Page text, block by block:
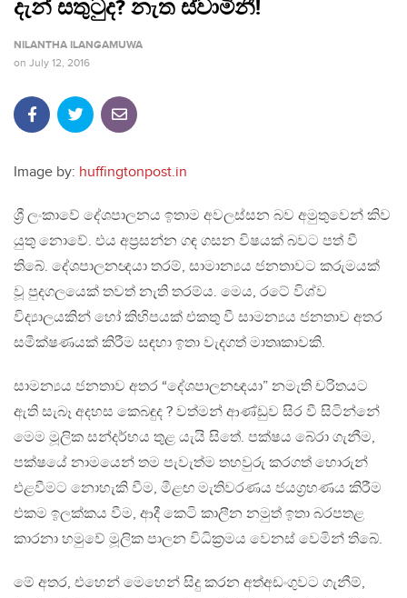
දැන් සතුටුද? නැත ස්වාමිනී!
NILANTHA ILANGAMUWA
on July 12, 2016
Image by: huffingtonpost.in
ශ්‍රී ලංකාවේ දේශපාලනය ඉතාම අවලස්සන බව අමුතුවෙන් කිව
යුතු නොවේ. එය අප්‍රසන්න ගඳ ගසන විෂයක් බවට පත් වී
තිබේ. දේශපාලනඥයා තරම්, සාමාන්‍යය ජනතාවට කරුමයක්
වූ පුදගලයෙක් තවත් නැති තරම්ය. මෙය, රටේ විශ්ව
විද්‍යාලයකින් හෝ කිහිපයක් එකතු වී සාමන්‍යය ජනතාව අතර
සමීක්ෂණයක් කිරීම සඳහා ඉතා වැදගත් මාතෘකාවකි.
සාමන්‍යය ජනතාව අතර “දේශපාලනඥයා” නමැති චරිතයට
ඇති සැබෑ අදහස කෙබඳුද ? වත්මන් ආණ්ඩුව සිර වී සිටින්නේ
මෙම මූලික සන්දර්භය තුළ යැයි සිතේ. පක්ෂය බේරා ගැනීම,
පක්ෂයේ නාමයෙන් තම පැවැත්ම තහවුරු කරගත් හොරුන්
එළවීමට නොහැකි වීම, මීළඟ මැතිවරණය ජයග්‍රහණය කිරීම
එකම ඉලක්කය වීම, ආදී කෙටි කාලීන නමුත් ඉතා බරපතළ
කාරනා හමුවේ මූලික පාලන විධික්‍රමය වෙනස් වෙමින් තිබේ.
මේ අතර, එහෙන් මෙහෙන් සිදු කරන අත්අඩංගුවට ගැනීම්,